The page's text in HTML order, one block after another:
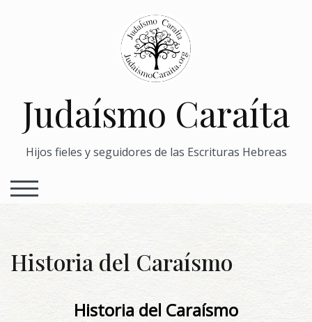
Judaísmo Caraíta
Hijos fieles y seguidores de las Escrituras Hebreas
TOGGLE MOBILE MENU
Historia del Caraísmo
Historia del Caraísmo